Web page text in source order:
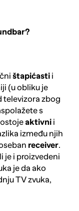
štapićasti i
(u obliku je
televizora zbog
s
aktivni i
između njih
receiver.
je i proizvedeni
je da ako
TV zvuka,